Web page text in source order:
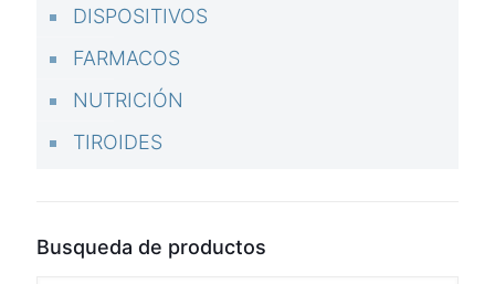
DISPOSITIVOS
FARMACOS
NUTRICIÓN
TIROIDES
Busqueda de productos